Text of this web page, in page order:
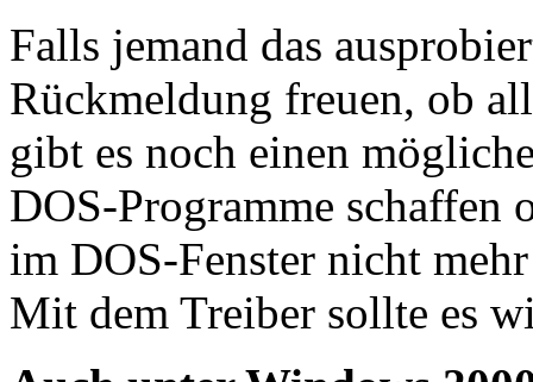
Falls jemand das
Rückmeldung freuen, ob
gibt es noch einen
DOS-Programme schaffen
im DOS-Fenster nicht
Mit dem Treiber sollte es